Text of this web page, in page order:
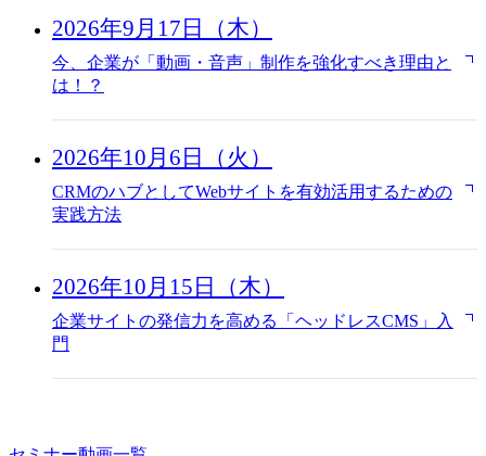
2026年9月17日（木）
今、企業が「動画・音声」制作を強化すべき理由と
は！？
2026年10月6日（火）
CRMのハブとしてWebサイトを有効活用するための
実践方法
2026年10月15日（木）
企業サイトの発信力を高める「ヘッドレスCMS」入
門